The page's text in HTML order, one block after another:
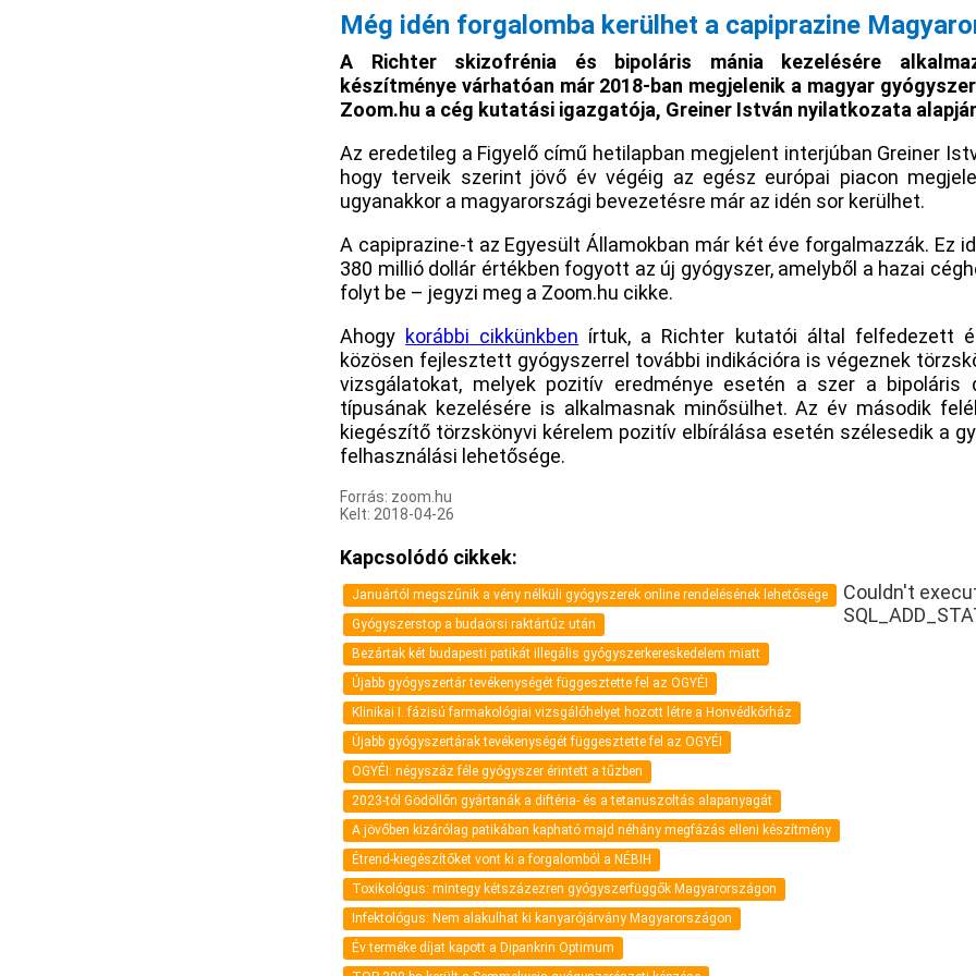
Még idén forgalomba kerülhet a capiprazine
A Richter skizofrénia és bipoláris mánia kezelésére
készítménye várhatóan már 2018-ban megjelenik a magyar
Zoom.hu a cég kutatási igazgatója, Greiner István nyilatkozata
Az eredetileg a Figyelő című hetilapban megjelent interjúban Greiner
hogy terveik szerint jövő év végéig az egész európai piacon
ugyanakkor a magyarországi bevezetésre már az idén sor kerülhet.
A capiprazine-t az Egyesült Államokban már két éve forgalmazzák. Ez
380 millió dollár értékben fogyott az új gyógyszer, amelyből a hazai
folyt be – jegyzi meg a Zoom.hu cikke.
Ahogy korábbi cikkünkben írtuk, a Richter kutatói által felfedezett
közösen fejlesztett gyógyszerrel további indikációra is végeznek
vizsgálatokat, melyek pozitív eredménye esetén a szer a bipoláris
típusának kezelésére is alkalmasnak minősülhet. Az év második
kiegészítő törzskönyvi kérelem pozitív elbírálása esetén szélesedik a
felhasználási lehetősége.
Forrás: zoom.hu
Kelt: 2018-04-26
Kapcsolódó cikkek:
Januártól megszűnik a vény nélküli gyógyszerek online rendelésének lehetősége
Gyógyszerstop a budaörsi raktártűz után
Bezártak két budapesti patikát illegális gyógyszerkereskedelem miatt
Újabb gyógyszertár tevékenységét függesztette fel az OGYÉI
Klinikai I. fázisú farmakológiai vizsgálóhelyet hozott létre a Honvédkórház
Újabb gyógyszertárak tevékenységét függesztette fel az OGYÉI
OGYÉI: négyszáz féle gyógyszer érintett a tűzben
2023-tól Gödöllőn gyártanák a diftéria- és a tetanuszoltás alapanyagát
A jövőben kizárólag patikában kapható majd néhány megfázás elleni készítmény
Étrend-kiegészítőket vont ki a forgalomból a NÉBIH
Toxikológus: mintegy kétszázezren gyógyszerfüggők Magyarországon
Infektológus: Nem alakulhat ki kanyarójárvány Magyarországon
Év terméke díjat kapott a Dipankrin Optimum
Couldn't